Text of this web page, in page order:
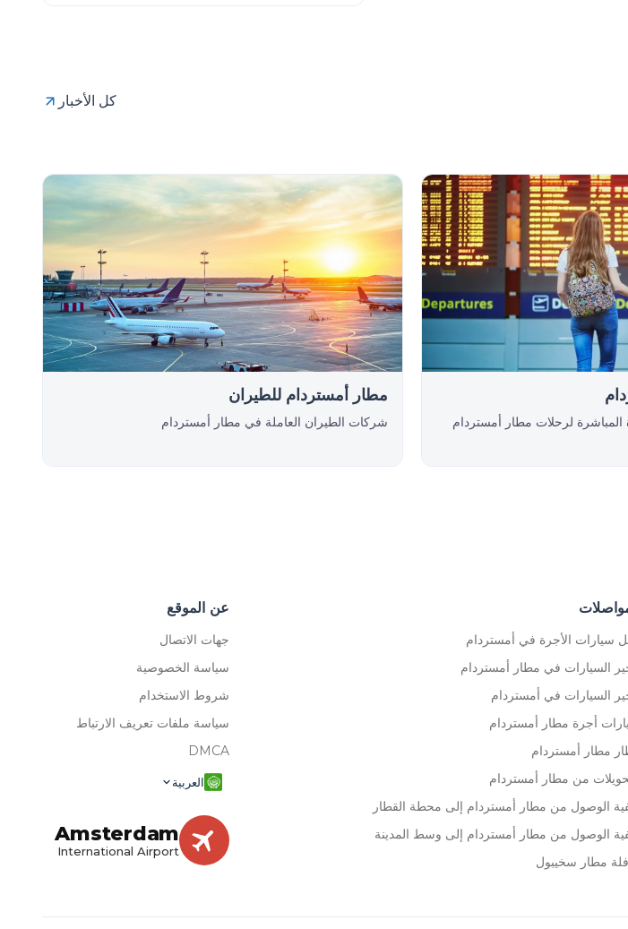
كل الأخبار
لرحلات مطار أمستردام
مطار أمستردام للطيران
شركات الطيران العاملة في مطار أمستردام
سيارات الأجرة في أمستردام
السيارات في مطار أمستردام
السيارات في أمستردام
أجرة مطار أمستردام
مطار أمستردام
من مطار أمستردام
الوصول من مطار أمستردام إلى محطة القطار
الوصول من مطار أمستردام إلى وسط المدينة
مطار سخيبول
عن الموقع
جهات الاتصال
سياسة الخصوصية
شروط الاستخدام
سياسة ملفات تعريف الارتباط
DMCA
العربية
Amsterdam
International Airport